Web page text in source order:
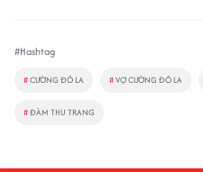
#Hashtag
#CƯỜNG ĐÔ LA #VỢ CƯỜNG ĐÔ LA
#ĐÀM THU TRANG